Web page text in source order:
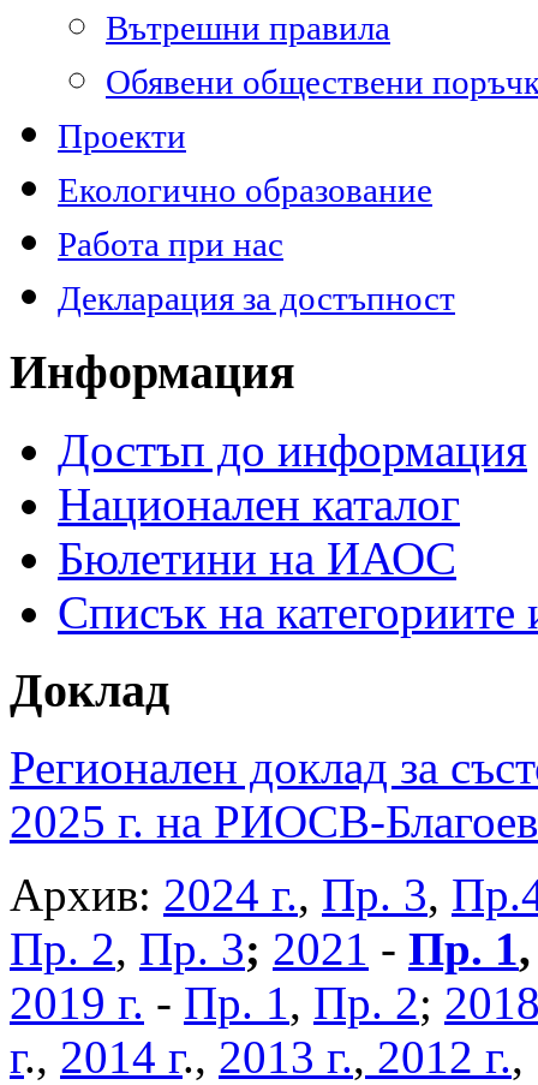
Вътрешни правила
Обявени обществени
Проекти
Екологично образование
Работа при нас
Декларация за достъпност
Информация
Достъп до информация
Национален каталог
Бюлетини на ИАОС
Списък на
Доклад
Регионален доклад за
2025 г. на РИОСВ-
Архив: 2024 г., Пр. 3,
Пр. 2, Пр. 3; 2021 - Пр. 1
2019 г. - Пр. 1, Пр. 2;
г., 2014 г., 2013 г., 2012 г.